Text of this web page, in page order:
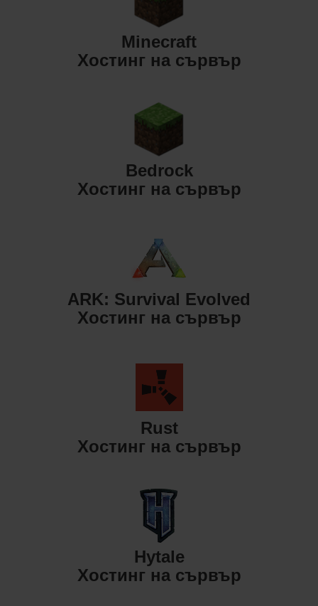
Minecraft
Хостинг на сървър
Bedrock
Хостинг на сървър
ARK: Survival Evolved
Хостинг на сървър
Rust
Хостинг на сървър
Hytale
Хостинг на сървър